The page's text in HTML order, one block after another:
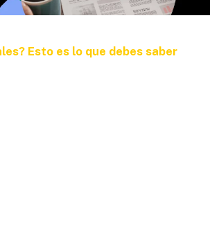
Esto es lo que debes saber